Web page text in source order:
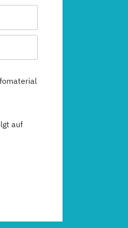
auf